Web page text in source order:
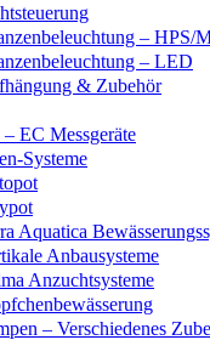
– HPS/
– LED
& Zubehör
EC Messgeräte
Systeme
Aquatica
Anbausysteme
Anzuchtsysteme
– Verschiedenes